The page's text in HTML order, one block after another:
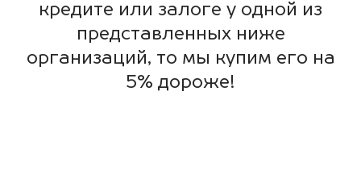
кредите или залоге у одной из
представленных ниже
организаций, то мы купим его на
5% дороже!